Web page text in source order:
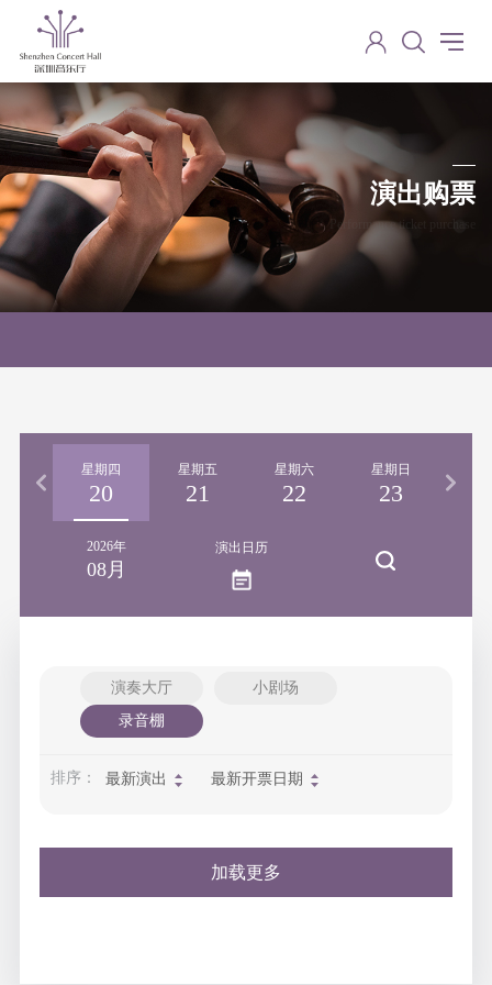
演出购票
Performance ticket purchase
星期四
20
星期五
21
星期六
22
星期日
23
2026年
08月
演出日历
演奏大厅
小剧场
录音棚
排序： 最新演出 最新开票日期
加载更多